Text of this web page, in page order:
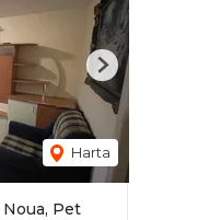
Harta
Next
Pet